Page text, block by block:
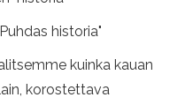
historia"
kuinka kauan
korostettava